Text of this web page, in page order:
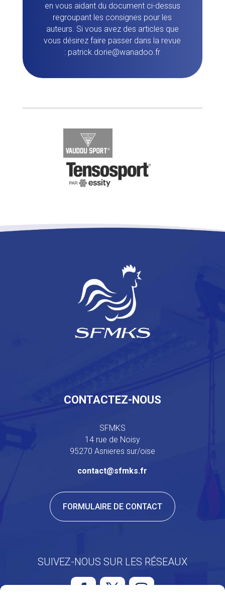
en vous aidant du document ci-dessus
regroupant les consignes pour les
auteurs. Si vous avez des articles que
vous désirez faire passer dans la revue
: patrick.dorie@wanadoo.fr
CONTACTEZ-NOUS
SFMKS
14 rue de Noisy
95270 Asnieres sur/oise
contact@sfmks.fr
FORMULAIRE DE CONTACT
SUIVEZ-NOUS SUR LES RÉSEAUX